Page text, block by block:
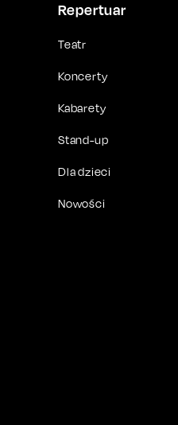
Repertuar
Teatr
Koncerty
Kabarety
Stand-up
Dla dzieci
Nowości